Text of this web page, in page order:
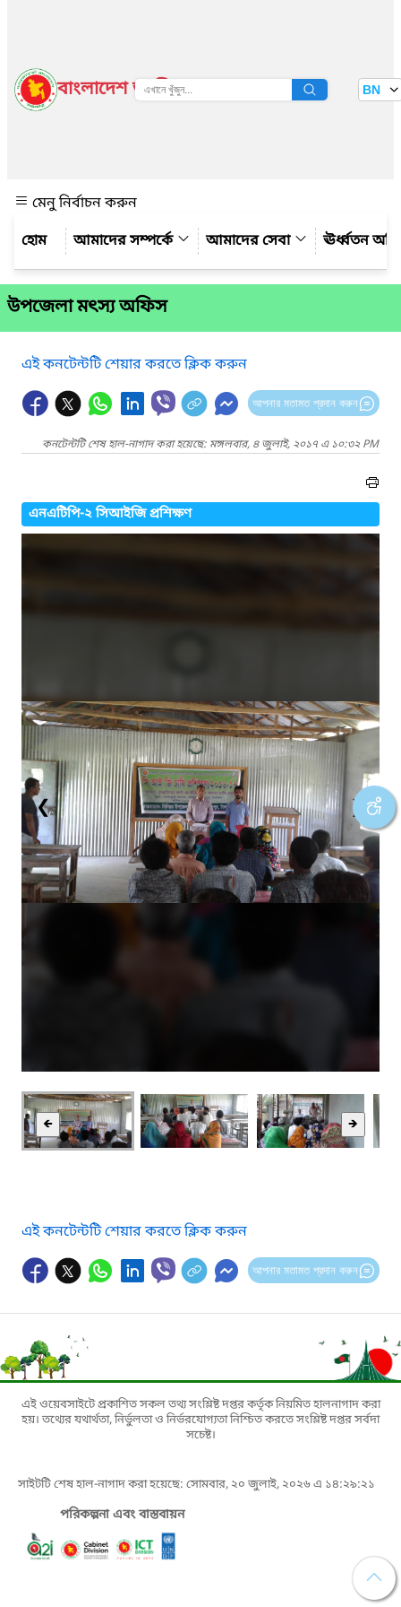
বাংলাদেশ জাতীয় তথ্য বাতায়ন BN
মেনু নির্বাচন করুন
আমাদের সম্পর্কে
আমাদের সেবা ঊর্ধ্বতন
উপজেলা মৎস্য অফিস
এই কনটেন্টটি শেয়ার করতে ক্লিক করুন
আপনার মতামত প্রদান করুন
কনটেন্টটি শেষ হাল-নাগাদ করা হয়েছে: মঙ্গলবার, ৪ জুলাই, ২০১৭ এ ১০:৩২ PM
এনএটিপি-২ সিআইজি প্রশিক্ষণ
❮ ❯
🡸 🡺
এই কনটেন্টটি শেয়ার করতে ক্লিক করুন
আপনার মতামত প্রদান করুন
এই ওয়েবসাইটে প্রকাশিত সকল তথ্য সংশ্লিষ্ট দপ্তর কর্তৃক নিয়মিত হালনাগাদ করা
হয়। তথ্যের যথার্থতা, নির্ভুলতা ও নির্ভরযোগ্যতা নিশ্চিত করতে সংশ্লিষ্ট দপ্তর সর্বদা
সচেষ্ট।
সাইটটি শেষ হাল-নাগাদ করা হয়েছে: সোমবার, ২০ জুলাই, ২০২৬ এ ১৪:২৯:২১
পরিকল্পনা এবং বাস্তবায়ন